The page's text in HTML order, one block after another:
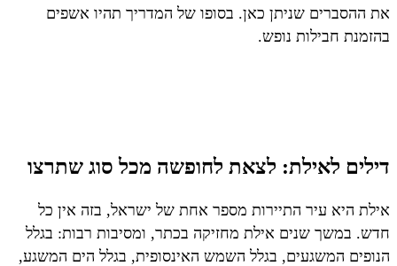
את ההסברים שניתן כאן. בסופו של המדריך תהיו אשפים
בהזמנת חבילות נופש.
דילים לאילת: לצאת לחופשה מכל סוג שתרצו
אילת היא עיר התיירות מספר אחת של ישראל, בזה אין כל
חדש. במשך שנים אילת מחזיקה בכתר, ומסיבות רבות: בגלל
הנופים המשגעים, בגלל השמש האינסופית, בגלל הים המשגע,